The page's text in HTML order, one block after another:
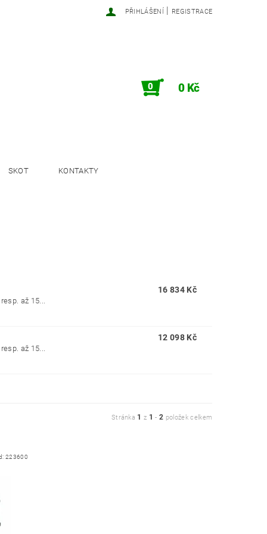
PŘIHLÁŠENÍ | REGISTRACE
0 0 Kč
SKOT KONTAKTY
až 15...
16 834 Kč
až 15...
12 098 Kč
Stránka 1 z 1 -2 položek celkem
223600